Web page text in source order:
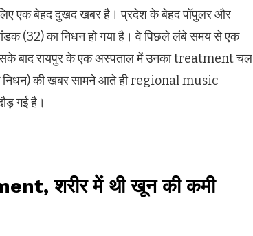
एक बेहद दुखद खबर है। प्रदेश के बेहद पॉपुलर और
(32) का निधन हो गया है। वे पिछले लंबे समय से एक
बाद रायपुर के एक अस्पताल में उनका treatment चल
की खबर सामने आते ही regional music
गई है।
शरीर में थी खून की कमी